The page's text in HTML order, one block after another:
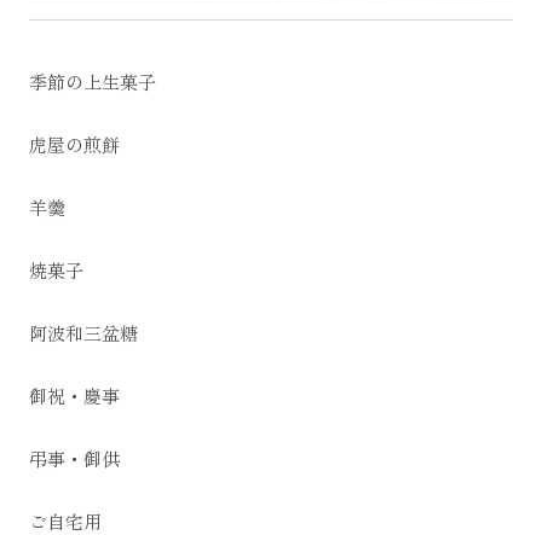
季節の上生菓子
虎屋の煎餅
羊羹
焼菓子
阿波和三盆糖
御祝・慶事
弔事・御供
ご自宅用